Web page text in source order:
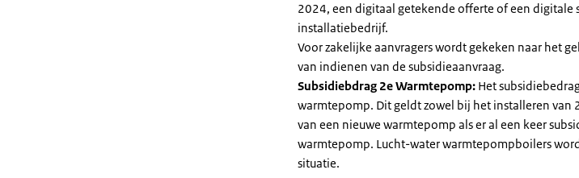
2024, een digitaal getekende offerte of een digitale
installatiebedrijf.
Voor zakelijke aanvragers wordt gekeken naar het
van indienen van de subsidieaanvraag.
Subsidiebdrag 2e Warmtepomp: Het
warmtepomp. Dit geldt zowel bij het installeren van
van een nieuwe warmtepomp als er al een keer
warmtepomp. Lucht-water warmtepompboilers
situatie.